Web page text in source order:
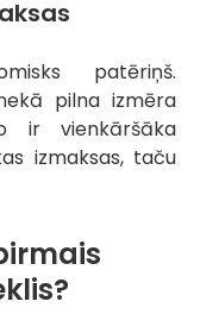
patēriņš.
pilna izmēra
ir vienkāršāka
izmaksas, taču